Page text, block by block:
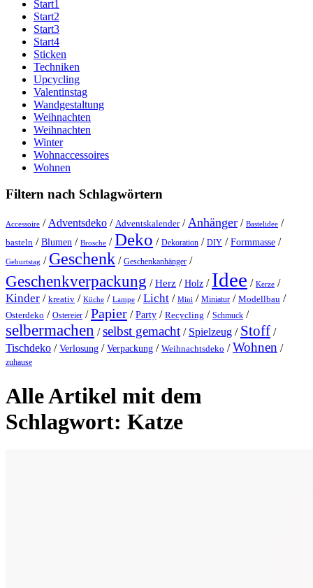
Start1
Start2
Start3
Start4
Sticken
Techniken
Upcycling
Valentinstag
Wandgestaltung
Weihnachten
Weihnachten
Winter
Wohnaccessoires
Wohnen
Filtern nach Schlagwörtern
Accessoire / Adventsdeko / Adventskalender/Anhänger / Bastelidee /
basteln /Blumen / Brosche /Deko / Dekoration / DIY /Formmasse /
Geburtstag / Geschenk / Geschenkanhänger /
Geschenkverpackung /Herz /Holz / Idee / Kerze /
Kinder / kreativ / Küche / Lampe /Licht / Mini / Miniatur / Modellbau /
Osterdeko / Ostereier /Papier /Party / Recycling / Schmuck /
selbermachen /selbst gemacht / Spielzeug / Stoff /
Tischdeko /Verlosung /Verpackung / Weihnachtsdeko /Wohnen /
zuhause
Alle Artikel mit dem
Schlagwort: Katze